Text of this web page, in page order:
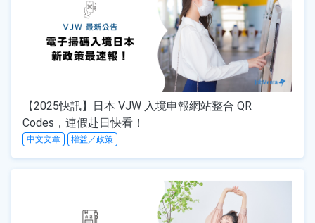
【2025快訊】日本 VJW 入境申報網站整合 QR
Codes，連假赴日快看！
中文文章 權益／政策